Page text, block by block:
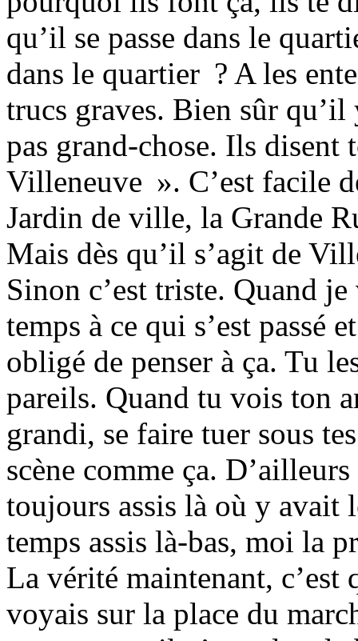
qu’il se passe dans le
dans le quartier ? A les
trucs graves. Bien sûr
pas grand-chose. Ils
Villeneuve ». C’est facile
Jardin de ville, la Grande
Mais dès qu’il s’agit de
Sinon c’est triste. Quand
temps à ce qui s’est passé
obligé de penser à ça. Tu
pareils. Quand tu vois ton
grandi, se faire tuer sous
scène comme ça.
toujours assis là où y avait
temps assis là-bas, moi la
La vérité maintenant, c’est
voyais sur la place du